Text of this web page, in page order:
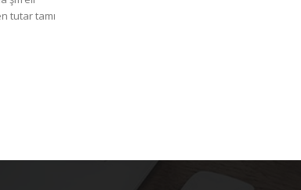
tutar tamı